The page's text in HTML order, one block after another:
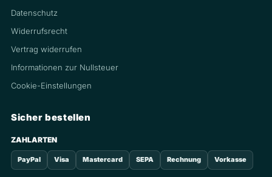
Datenschutz
Widerrufsrecht
Vertrag widerrufen
Informationen zur Nullsteuer
Cookie-Einstellungen
Sicher bestellen
ZAHLARTEN
PayPal Visa Mastercard SEPA Rechnung Vorkasse